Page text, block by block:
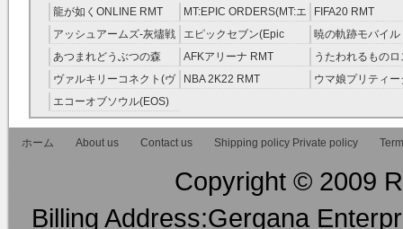
ニーカラーズ(シャニマス)
RMT
ピリット RMT
龍が如くONLINE RMT
MT:EPIC ORDERS(MT:エ
ピック・オーダーズ)
RMT
FIFA20 RMT
アッシュアームズ‐灰燼戦
線 RMT
エピックセブン(Epic
Seven) RMT
暁の軌跡モバイル
伝説 ） RMT
あつまれどうぶつの森
RMT
AFKアリーナ RMT
うたわれるもの
ラグ(ロスフラ)
ヴァルキリーコネクト(ヴ
ァルコネ) RMT
NBA 2K22 RMT
ウマ娘プリティー
エコーオブソウル(EOS)
RMT
ホーム
About us Contact us Shipping policy Private policy
Copyright © 2009
Billing Address:Gergana